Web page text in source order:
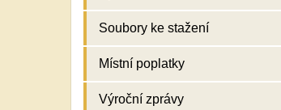
Soubory ke stažení
Místní poplatky
Výroční zprávy